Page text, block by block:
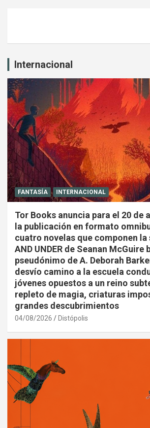
Internacional
FANTASÍA INTERNACIONAL
Tor Books anuncia para el 20 de
la publicación en formato
cuatro novelas que componen la
AND UNDER de Seanan McGuire
pseudónimo de A. Deborah
desvío camino a la escuela
jóvenes opuestos a un reino
repleto de magia, criaturas
grandes descubrimientos
04/08/2026 Distópolis